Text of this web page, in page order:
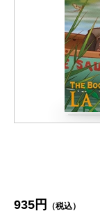
935円 （税込）